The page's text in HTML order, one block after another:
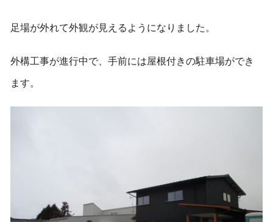
足場が外れて外観が見えるようになりました。
外構工事が進行中で、手前には屋根付きの駐車場ができ
ます。